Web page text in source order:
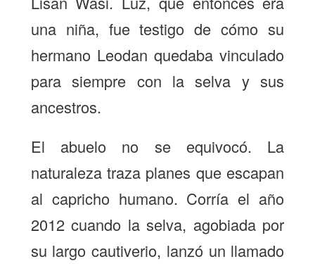
una niña, fue testigo de cómo su
hermano Leodan quedaba vinculado
para siempre con la selva y sus
ancestros.
El abuelo no se equivocó. La
naturaleza traza planes que escapan
al capricho humano. Corría el año
2012 cuando la selva, agobiada por
su largo cautiverio, lanzó un llamado